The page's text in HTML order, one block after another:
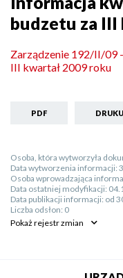
nawigacyjna
budzetu za III
Will
open
Zarządzenie 192/II/09
III kwartał 2009 roku
PDF
Osoba, która wytworzyła
Data wytworzenia informacji:
Osoba wprowadzająca
Data ostatniej modyfikacji:
Data publikacji informacji: od
Liczba odsłon: 0
Pokaż rejestr zmian